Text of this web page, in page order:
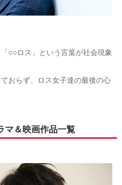
○○ロス」という言葉が社会現象
おらず、ロス女子達の最後の心
マ＆映画作品一覧